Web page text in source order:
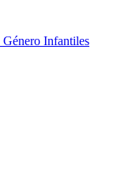
Género Infantiles